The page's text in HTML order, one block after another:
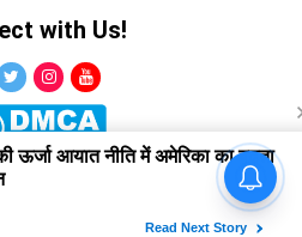
with Us!
IT Services Private Limited